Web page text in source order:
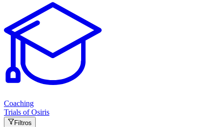
Coaching
Trials of Osiris
Filtros